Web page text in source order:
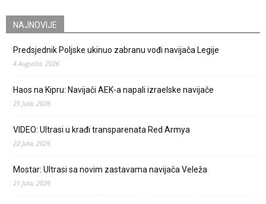
NAJNOVIJE
Predsjednik Poljske ukinuo zabranu vođi navijača Legije
4 Augusta, 2026
Haos na Kipru: Navijači AEK-a napali izraelske navijače
25 Jula, 2026
VIDEO: Ultrasi u krađi transparenata Red Armya
22 Jula, 2026
Mostar: Ultrasi sa novim zastavama navijača Veleža
21 Jula, 2026